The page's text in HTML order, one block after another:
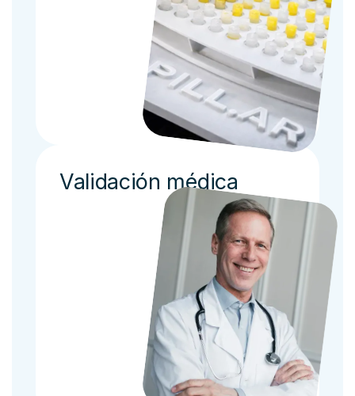
Validación médica